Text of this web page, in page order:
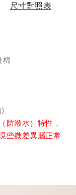
尺寸對照表
棉
防潑水）特性，
些微差異屬正常